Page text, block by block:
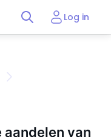
Log in
van